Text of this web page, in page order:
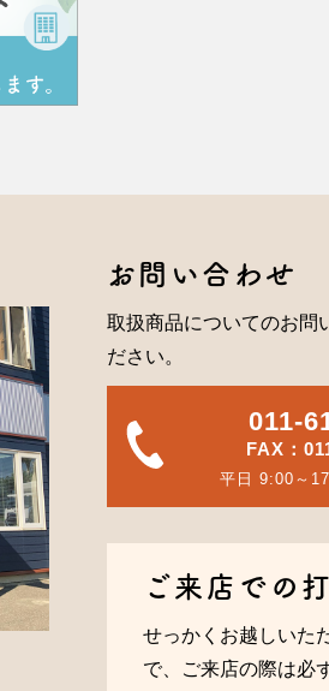
お問い合わせ
取扱商品についてのお問
ださい。
011-
FAX：
平日 9:00～
ご来店での
せっかくお越しいた
で、ご来店の際は必